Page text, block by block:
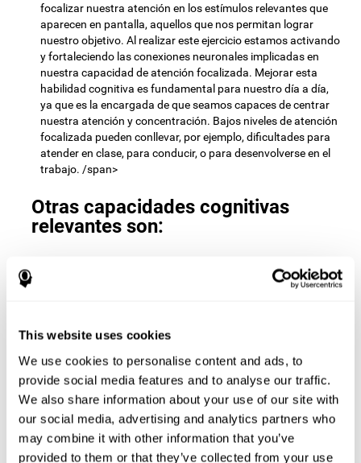
This website uses cookies
We use cookies to personalise content and ads, to
provide social media features and to analyse our traffic.
We also share information about your use of our site with
our social media, advertising and analytics partners who
may combine it with other information that you’ve
provided to them or that they’ve collected from your use
focalizar nuestra atención en los estímulos relevantes que
aparecen en pantalla, aquellos que nos permitan lograr
nuestro objetivo. Al realizar este ejercicio estamos activando
y fortaleciendo las conexiones neuronales implicadas en
nuestra capacidad de atención focalizada. Mejorar esta
habilidad cognitiva es fundamental para nuestro día a día,
ya que es la encargada de que seamos capaces de centrar
nuestra atención y concentración. Bajos niveles de atención
focalizada pueden conllevar, por ejemplo, dificultades para
atender en clase, para conducir, o para desenvolverse en el
trabajo. /span>
Otras capacidades cognitivas
relevantes son:
Para avanzar de nivel en el
ejercicio activamos y estimulamos nuestra velocidad de
muy importante para ser eficientes en prácticamente todos
los ámbitos de nuestra vida. La velocidad de procesamiento
cognitivo nos permite resolver rápidamente tareas mentales,
minimizando el tiempo que transcurre desde que recibimos
una información hasta que reaccionamos a ella. Por
ejemplo, cuando tenemos que realizar mentalmente cálculos
matemáticos sencillos, o realizar tareas de razonamiento